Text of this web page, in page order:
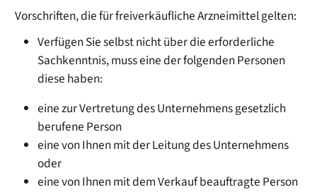
Vorschriften, die für freiverkäufliche Arzneimittel gelten:
Verfügen Sie selbst nicht über die erforderliche
Sachkenntnis, muss eine der folgenden Personen
diese haben:
eine zur Vertretung des Unternehmens gesetzlich
berufene Person
eine von Ihnen mit der Leitung des Unternehmens
oder
eine von Ihnen mit dem Verkauf beauftragte Person